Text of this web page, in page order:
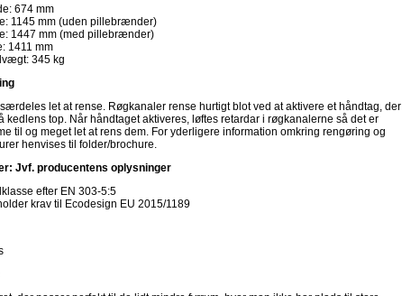
674 mm
1145 mm (uden pillebrænder)
1447 mm (med pillebrænder)
1411 mm
345 kg
særdeles let at rense. Røgkanaler rense hurtigt blot ved at aktivere et håndtag, der
kedlens top. Når håndtaget aktiveres, løftes retardar i røgkanalerne så det er
til og meget let at rens dem. For yderligere information omkring rengøring og
henvises til folder/brochure.
Jvf. producentens oplysninger
efter EN 303-5:5
krav til Ecodesign EU 2015/1189